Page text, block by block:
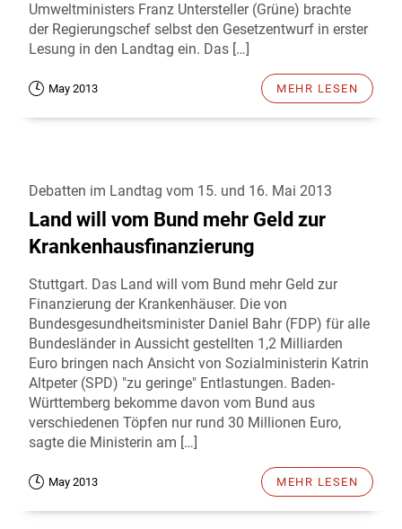
Umweltministers Franz Untersteller (Grüne) brachte
der Regierungschef selbst den Gesetzentwurf in erster
Lesung in den Landtag ein. Das […]
May 2013 MEHR LESEN
Debatten im Landtag vom 15. und 16. Mai 2013
Land will vom Bund mehr Geld zur
Krankenhausfinanzierung
Stuttgart. Das Land will vom Bund mehr Geld zur
Finanzierung der Krankenhäuser. Die von
Bundesgesundheitsminister Daniel Bahr (FDP) für alle
Bundesländer in Aussicht gestellten 1,2 Milliarden
Euro bringen nach Ansicht von Sozialministerin Katrin
Altpeter (SPD) "zu geringe" Entlastungen. Baden-
Württemberg bekomme davon vom Bund aus
verschiedenen Töpfen nur rund 30 Millionen Euro,
sagte die Ministerin am […]
May 2013 MEHR LESEN